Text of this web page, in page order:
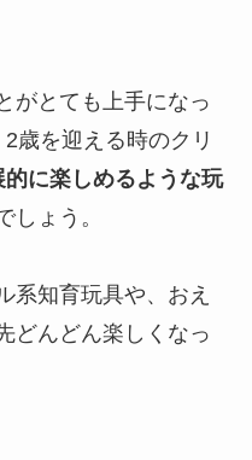
がとても上手になっ
歳を迎える時のクリ
に楽しめるような玩
しょう。
系知育玩具や、おえ
どんどん楽しくなっ